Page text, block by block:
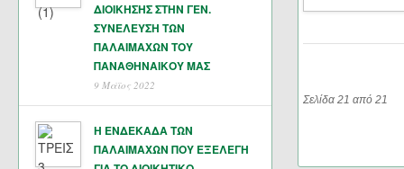
ΔΙΟΙΚΗΣΗΣ ΣΤΗΝ ΓΕΝ.
ΣΥΝΕΛΕΥΣΗ ΤΩΝ
ΠΑΛΑΙΜΑΧΩΝ ΤΟΥ
ΠΑΝΑΘΗΝΑΙΚΟΥ ΜΑΣ
9 Μάϊος 2022
Η ΕΝΔΕΚΑΔΑ ΤΩΝ
ΠΑΛΑΙΜΑΧΩΝ ΠΟΥ ΕΞΕΛΕΓΗ
Σελίδα 21 από 21